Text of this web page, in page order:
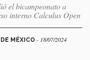
el bicampeonato a
interno Calculus Open
MÉXICO - 18/07/2024